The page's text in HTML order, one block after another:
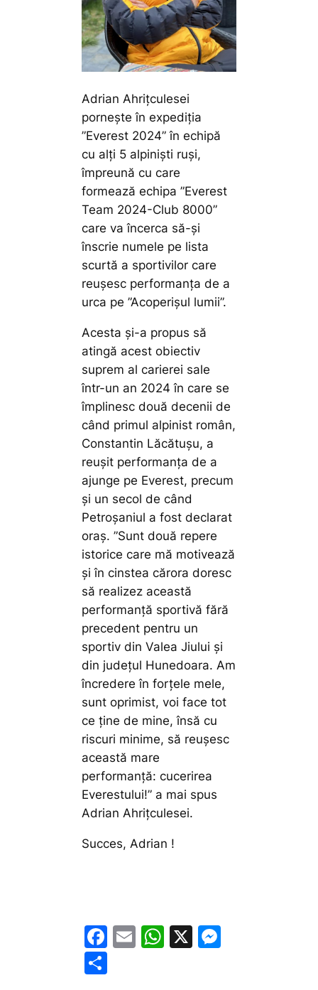
Adrian Ahrițculesei
pornește în expediția
”Everest 2024” în echipă
cu alți 5 alpiniști ruși,
împreună cu care
formează echipa ”Everest
Team 2024-Club 8000”
care va încerca să-și
înscrie numele pe lista
scurtă a sportivilor care
reușesc performanța de a
urca pe ”Acoperișul lumii”.
Acesta și-a propus să
atingă acest obiectiv
suprem al carierei sale
într-un an 2024 în care se
împlinesc două decenii de
când primul alpinist român,
Constantin Lăcătușu, a
reușit performanța de a
ajunge pe Everest, precum
și un secol de când
Petroșaniul a fost declarat
oraș.”Sunt două repere
istorice care mă motivează
și în cinstea cărora doresc
să realizez această
performanță sportivă fără
precedent pentru un
sportiv din Valea Jiului și
din județul Hunedoara. Am
încredere în forțele mele,
sunt oprimist, voi face tot
ce ține de mine, însă cu
riscuri minime, să reușesc
această mare
performanță: cucerirea
Everestului!” a mai spus
Adrian Ahrițculesei.
Succes, Adrian !
F
E
W X